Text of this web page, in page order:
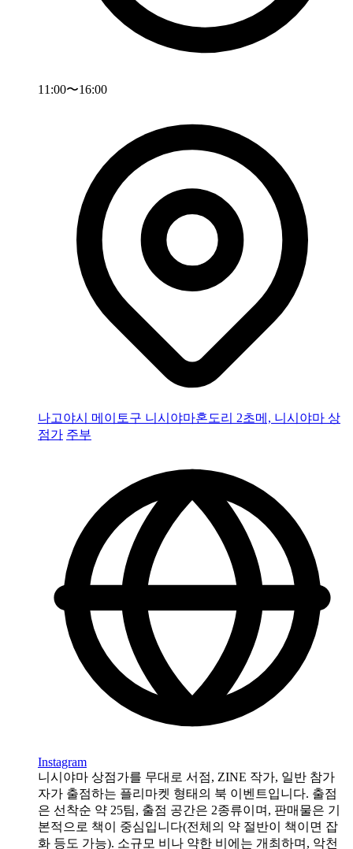
11:00〜16:00
나고야시 메이토구 니시야마혼도리 2초메, 니시야마 상
점가 주부
Instagram
니시야마 상점가를 무대로 서점, ZINE 작가, 일반 참가
자가 출점하는 플리마켓 형태의 북 이벤트입니다. 출점
은 선착순 약 25팀, 출점 공간은 2종류이며, 판매물은 기
본적으로 책이 중심입니다(전체의 약 절반이 책이면 잡
화 등도 가능). 소규모 비나 약한 비에는 개최하며, 악천